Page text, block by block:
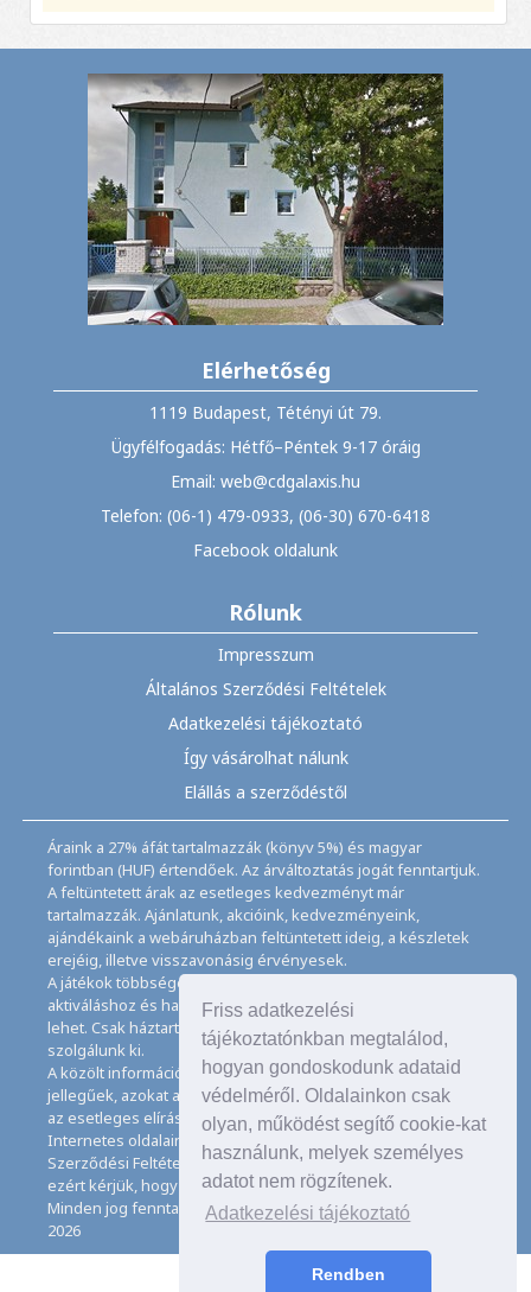
Friss adatkezelési
tájékoztatónkban megtalálod,
hogyan gondoskodunk adataid
védelméről. Oldalainkon csak
olyan, működést segítő cookie-kat
használunk, melyek személyes
adatot nem rögzítenek.
Adatkezelési tájékoztató
Rendben
Elérhetőség
1119 Budapest, Tétényi út 79.
Ügyfélfogadás: Hétfő–Péntek 9-17 óráig
Email: web@cdgalaxis.hu
Telefon: (06-1) 479-0933, (06-30) 670-6418
Facebook oldalunk
Rólunk
Impresszum
Általános Szerződési Feltételek
Adatkezelési tájékoztató
Így vásárolhat nálunk
Elállás a szerződéstől
Áraink a 27% áfát tartalmazzák (könyv 5%) és magyar
forintban (HUF) értendőek. Az árváltoztatás jogát fenntartjuk.
A feltüntetett árak az esetleges kedvezményt már
tartalmazzák. Ajánlatunk, akcióink, kedvezményeink,
ajándékaink a webáruházban feltüntetett ideig, a készletek
erejéig, illetve visszavonásig érvényesek.
A játékok többségéhez angol nyelvismeret illetve az
aktiváláshoz és használathoz internet kapcsolat szükséges
lehet. Csak háztartásban használatos mennyiségeket
szolgálunk ki.
A közölt információk, adatok, besorolások tájékoztató
jellegűek, azokat a legnagyobb gondossággal kezeljük, de
az esetleges elírásokért felelősséget nem tudunk vállalni.
Internetes oldalaink használatával elfogadja az Általános
Szerződési Feltételeinket és Adatkezelési Tájékoztatónkat,
ezért kérjük, hogy ezeket figyelmesen tanulmányozza át.
Minden jog fenntartva. © Copyright CD Galaxis Kft. 1997–
2026